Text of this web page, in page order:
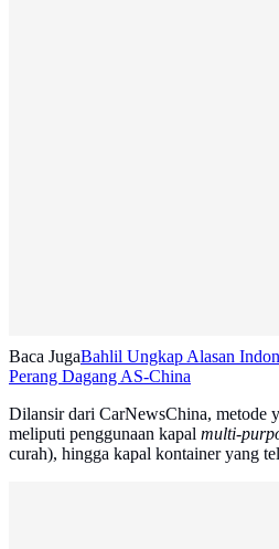
Baca JugaBahlil Ungkap Alasan
Perang Dagang AS-China
Dilansir dari CarNewsChina, metode
meliputi penggunaan kapal multi-
curah), hingga kapal kontainer yang